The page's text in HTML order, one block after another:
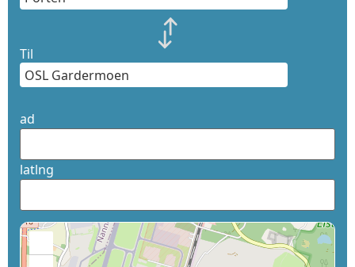
Til
ad
latlng